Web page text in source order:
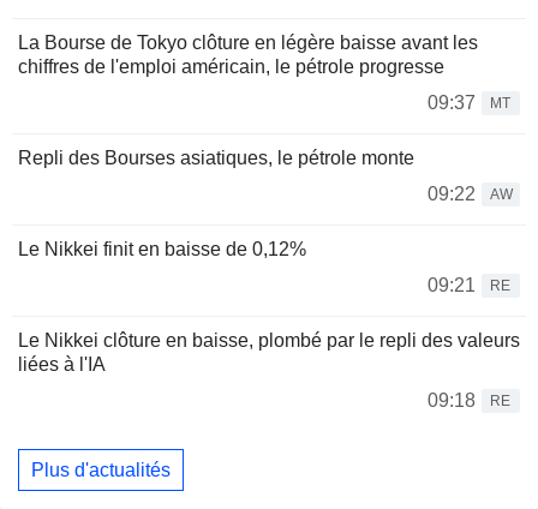
La Bourse de Tokyo clôture en légère baisse avant les
chiffres de l'emploi américain, le pétrole progresse
09:37
MT
Repli des Bourses asiatiques, le pétrole monte
09:22
AW
Le Nikkei finit en baisse de 0,12%
09:21
RE
Le Nikkei clôture en baisse, plombé par le repli des valeurs
liées à l'IA
09:18
RE
Plus d'actualités